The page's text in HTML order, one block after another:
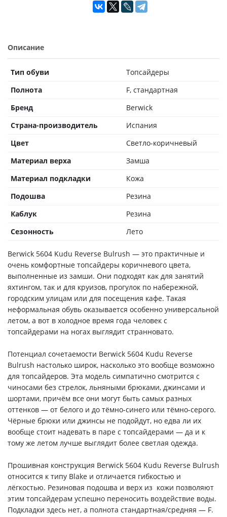
Описание
Тип обуви
Топсайдеры
Полнота
F, стандартная
Бренд
Berwick
Страна-производитель
Испания
Цвет
Светло-коричневый
Материал верха
Замша
Материал подкладки
Кожа
Подошва
Резина
Каблук
Резина
Сезонность
Лето
Berwick 5604 Kudu Reverse Bulrush — это практичные и
очень комфортные топсайдеры коричневого цвета,
выполненные из замши. Они подходят как для занятий
яхтингом, так и для круизов, прогулок по набережной,
городским улицам или для посещения кафе. Такая
неформальная обувь оказывается особенно универсальной
летом, а вот в холодное время года человек с
топсайдерами на ногах выглядит странновато.
Потенциал сочетаемости Berwick 5604 Kudu Reverse
Bulrush настолько широк, насколько это вообще возможно
для топсайдеров. Эта модель симпатично смотрится с
чиносами без стрелок, льняными брюками, джинсами и
шортами, причём все они могут быть самых разных
оттенков — от белого и до тёмно-синего или тёмно-серого.
Чёрные брюки или джинсы не подойдут, но едва ли их
вообще стоит надевать в паре с топсайдерами — да и к
тому же летом лучше выглядит более светлая одежда.
Прошивная конструкция Berwick 5604 Kudu Reverse Bulrush
относится к типу Blake и отличается гибкостью и
лёгкостью. Резиновая подошва и верх из кожи позволяют
этим топсайдерам успешно переносить воздействие воды.
Подкладки здесь нет, а полнота стандартная/средняя — F.